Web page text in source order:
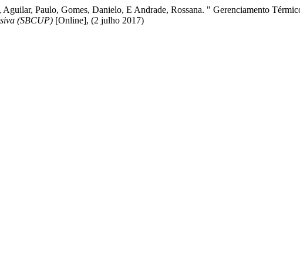
Paulo, Gomes, Danielo, E Andrade, Rossana. " Gerenciamento
(SBCUP) [Online], (2 julho 2017)